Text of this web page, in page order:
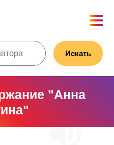
Искать
"Анна